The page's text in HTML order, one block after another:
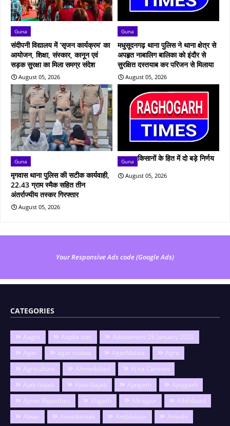
Guna
संदीपनी विद्यालय में ‘सृजन कार्यक्रम’ का
आयोजन, शिक्षा, संस्कार, कानून एवं
सड़क सुरक्षा का मिला समग्र संदेश
August 05, 2026
Guna
मधुसूदनगढ़ थाना पुलिस ने थाना क्षेत्र से
अपहृत नाबालिग बालिका को इंदौर से
सुरक्षित दस्तयाब कर परिजन से मिलाया
August 05, 2026
Guna
मृगवास थाना पुलिस की सटीक कार्यवाही,
22.43 ग्राम स्मैक सहित तीन
अंतर्राज्यीय तस्कर गिरफ्तार
August 05, 2026
Guna किसानों के हित में दो बड़े निर्णय
August 05, 2026
Your Responsive Ads code (Google Ads)
CATEGORIES
Aagra Aapka star
Advisement 26 January 2022
Agar
agar malwa AgarMalwa
Agra
Agriculture
Ahmedabad
Aj ka Cartoon
Ajab Gajab
Ajab-Gajab Ajaigarh
Ajaygarh
Ajmer Rajasthan
Aligarh Alirajpur
Allahbaad
Alwar
Amarkantak Ambikapur Amethi